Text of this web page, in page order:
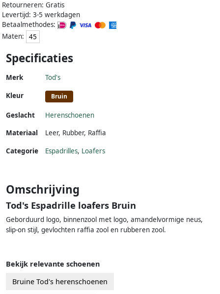
Retourneren: Gratis
Levertijd: 3-5 werkdagen
Betaalmethodes:
Maten:
45
Specificaties
Merk Tod's
Kleur Bruin
Geslacht
Herenschoenen
Materiaal
Leer, Rubber, Raffia
Categorie Espadrilles, Loafers
Omschrijving
Tod's Espadrille loafers Bruin
Geborduurd logo, binnenzool met logo, amandelvormige neus,
slip-on stijl, gevlochten raffia zool en rubberen zool.
Bekijk relevante schoenen
Bruine Tod's herenschoenen